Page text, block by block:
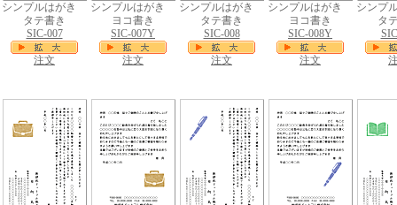
シンプルはがき
タテ書き
SIC-007
注文
シンプルはがき
ヨコ書き
SIC-007Y
注文
シンプルはがき
タテ書き
SIC-008
注文
シンプルはがき
ヨコ書き
SIC-008Y
注文
シンプ
タ